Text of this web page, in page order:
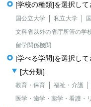
[学校の種類]を選択して
国公立大学 私立大学
文科省以外の省庁所管の学
留学関係機関
[学べる学問]を選択して
[大分類]
教育・保育 福祉・介護
医学・歯学・薬学・看護・